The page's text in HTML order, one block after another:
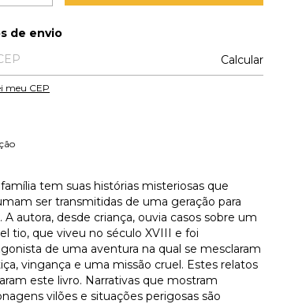
para o CEP:
de envio
Calcular
meu CEP
tem suas histórias misteriosas que
ser transmitidas de uma geração para
A autora, desde criança, ouvia casos sobre um
tio, que viveu no século XVIII e foi
de uma aventura na qual se mesclaram
vingança e uma missão cruel. Estes relatos
este livro. Narrativas que mostram
vilões e situações perigosas são